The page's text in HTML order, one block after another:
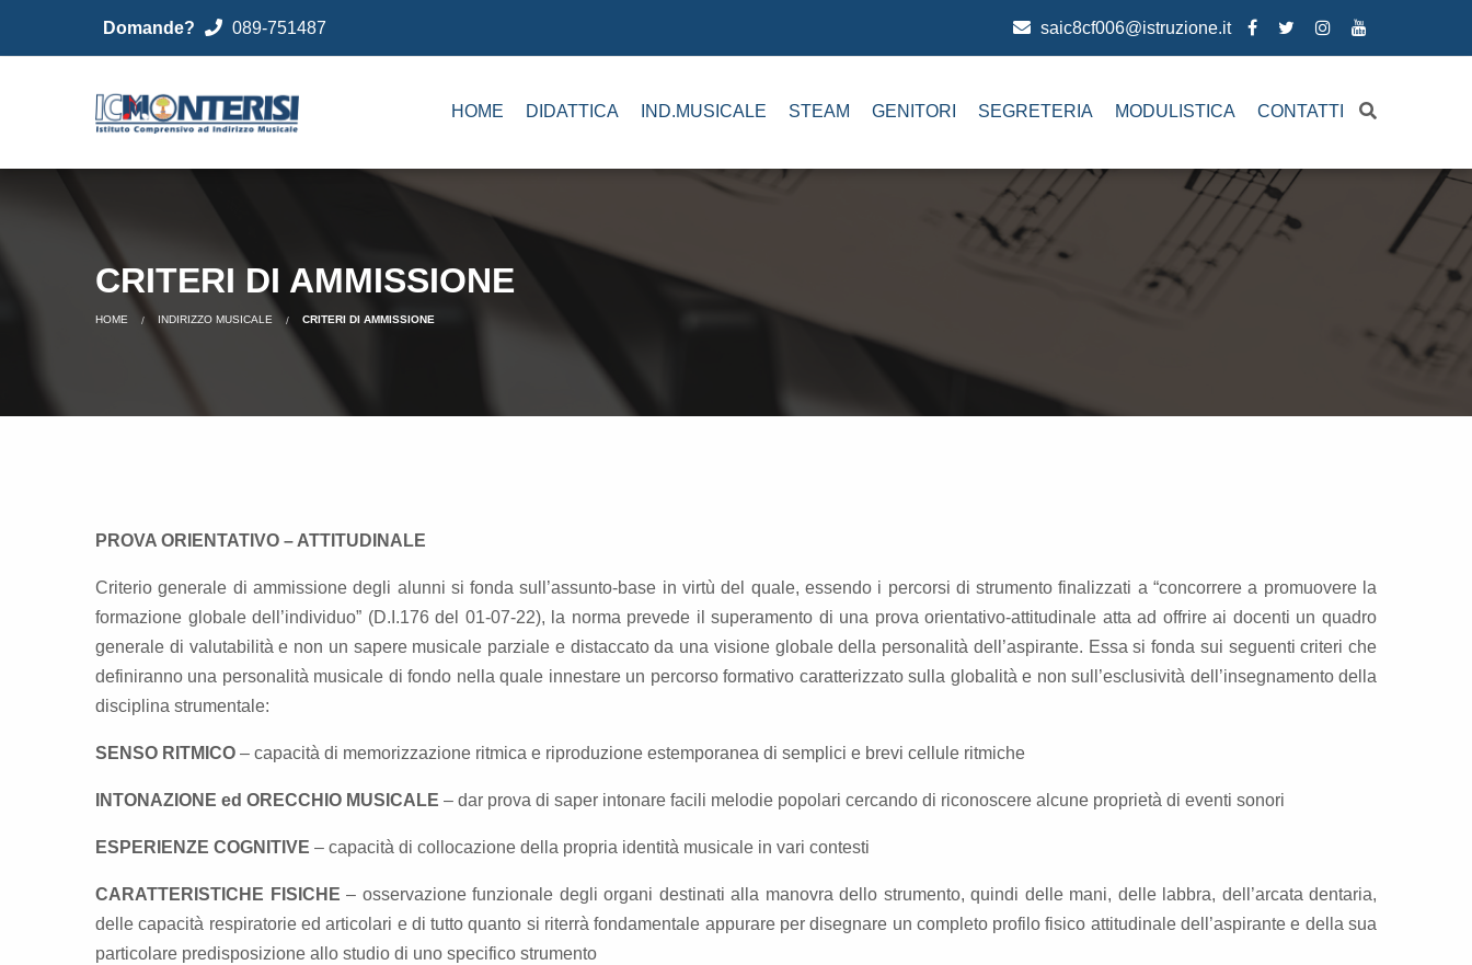
Domande? 089-751487 saic8cf006@istruzione.it
HOME DIDATTICA IND.MUSICALE STEAM GENITORI SEGRETERIA MODULISTICA CONTATTI
CRITERI DI AMMISSIONE
HOME INDIRIZZO MUSICALE CRITERI DI AMMISSIONE
PROVA ORIENTATIVO – ATTITUDINALE
Criterio generale di ammissione degli alunni si fonda sull’assunto-base in virtù del quale, essendo i percorsi di strumento finalizzati a “concorrere a promuovere la
formazione globale dell’individuo” (D.I.176 del 01-07-22), la norma prevede il superamento di una prova orientativo-attitudinale atta ad offrire ai docenti un quadro
generale di valutabilità e non un sapere musicale parziale e distaccato da una visione globale della personalità dell’aspirante. Essa si fonda sui seguenti criteri che
definiranno una personalità musicale di fondo nella quale innestare un percorso formativo caratterizzato sulla globalità e non sull’esclusività dell’insegnamento della
disciplina strumentale:
SENSO RITMICO – capacità di memorizzazione ritmica e riproduzione estemporanea di semplici e brevi cellule ritmiche
INTONAZIONE ed ORECCHIO MUSICALE – dar prova di saper intonare facili melodie popolari cercando di riconoscere alcune proprietà di eventi sonori
ESPERIENZE COGNITIVE – capacità di collocazione della propria identità musicale in vari contesti
CARATTERISTICHE FISICHE – osservazione funzionale degli organi destinati alla manovra dello strumento, quindi delle mani, delle labbra, dell’arcata dentaria,
delle capacità respiratorie ed articolari e di tutto quanto si riterrà fondamentale appurare per disegnare un completo profilo fisico attitudinale dell’aspirante e della sua
particolare predisposizione allo studio di uno specifico strumento